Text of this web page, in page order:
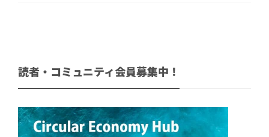
読者・コミュニティ会員募集中！